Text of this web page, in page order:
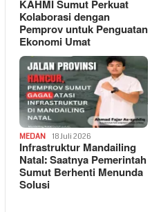
KAHMI Sumut Perkuat
Kolaborasi dengan
Pemprov untuk Penguatan
Ekonomi Umat
MEDAN 18 Juli 2026
Infrastruktur Mandailing
Natal: Saatnya Pemerintah
Sumut Berhenti Menunda
Solusi